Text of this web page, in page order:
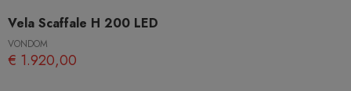
Vela Scaffale H 200 LED
VONDOM
€ 1.920,00